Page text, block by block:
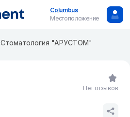
Columbus
Местоположение
Стоматология "АРУСТОМ"
Нет отзывов